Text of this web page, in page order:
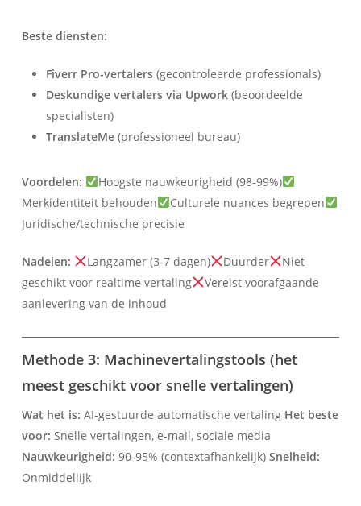
Beste diensten:
Fiverr Pro-vertalers(gecontroleerde professionals)
Deskundige vertalers via Upwork(beoordeelde
specialisten)
TranslateMe(professioneel bureau)
Voordelen:
Hoogste nauwkeurigheid (98-99%)
Merkidentiteit behouden
Culturele nuances begrepen
Juridische/technische precisie
Nadelen: Langzamer (3-7 dagen) Duurder
Niet
geschikt voor realtime vertaling
Vereist voorafgaande
aanlevering van de inhoud
Methode 3: Machinevertalingstools (het
meest geschikt voor snelle vertalingen)
Wat het is: AI-gestuurde automatische vertaling Het beste
voor: Snelle vertalingen, e-mail, sociale media
Nauwkeurigheid: 90-95% (contextafhankelijk) Snelheid:
Onmiddellijk